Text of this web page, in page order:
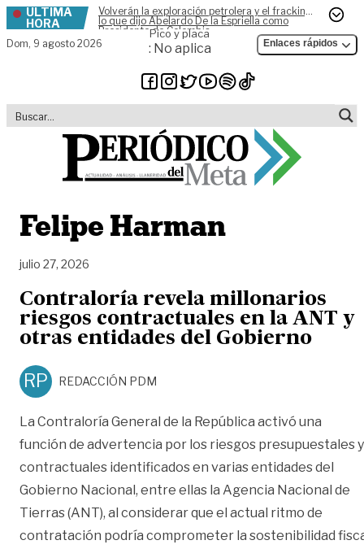
Skip to content
ÚLTIMA
HORA
Volverán la exploración petrolera y el fracking,
lo que dijo Abelardo De la Espriella como
Presidente de Colombia
Dom, 9 agosto 2026
Pico y placa
: No aplica Enlaces rápidos
Felipe Harman
julio 27, 2026
Contraloría revela millonarios
riesgos contractuales en la ANT y
otras entidades del Gobierno
RP REDACCIÓN PDM
La Contraloría General de la República activó una
función de advertencia por los riesgos presupuestales y
contractuales identificados en varias entidades del
Gobierno Nacional, entre ellas la Agencia Nacional de
Tierras (ANT), al considerar que el actual ritmo de
contratación podría comprometer la sostenibilidad